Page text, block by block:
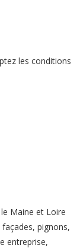
les conditions
Maine et Loire
pignons,
entreprise,